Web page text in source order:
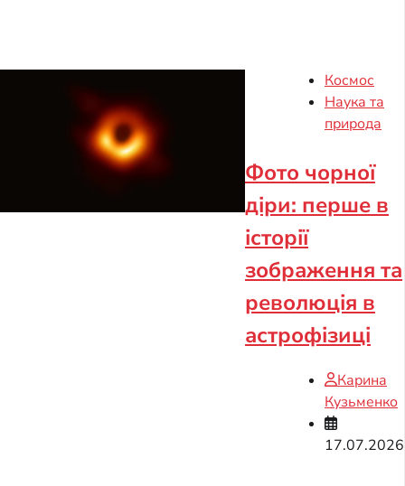
Космос
Наука та
природа
Фото чорної
діри: перше в
історії
зображення та
революція в
астрофізиці
Карина
Кузьменко
17.07.2026